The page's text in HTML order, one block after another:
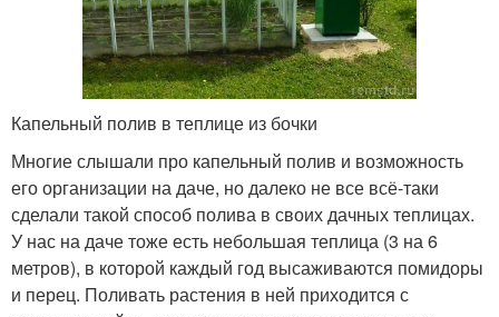
Капельный полив в теплице из бочки
Многие слышали про капельный полив и возможность
его организации на даче, но далеко не все всё-таки
сделали такой способ полива в своих дачных теплицах.
У нас на даче тоже есть небольшая теплица (3 на 6
метров), в которой каждый год высаживаются помидоры
и перец. Поливать растения в ней приходится с